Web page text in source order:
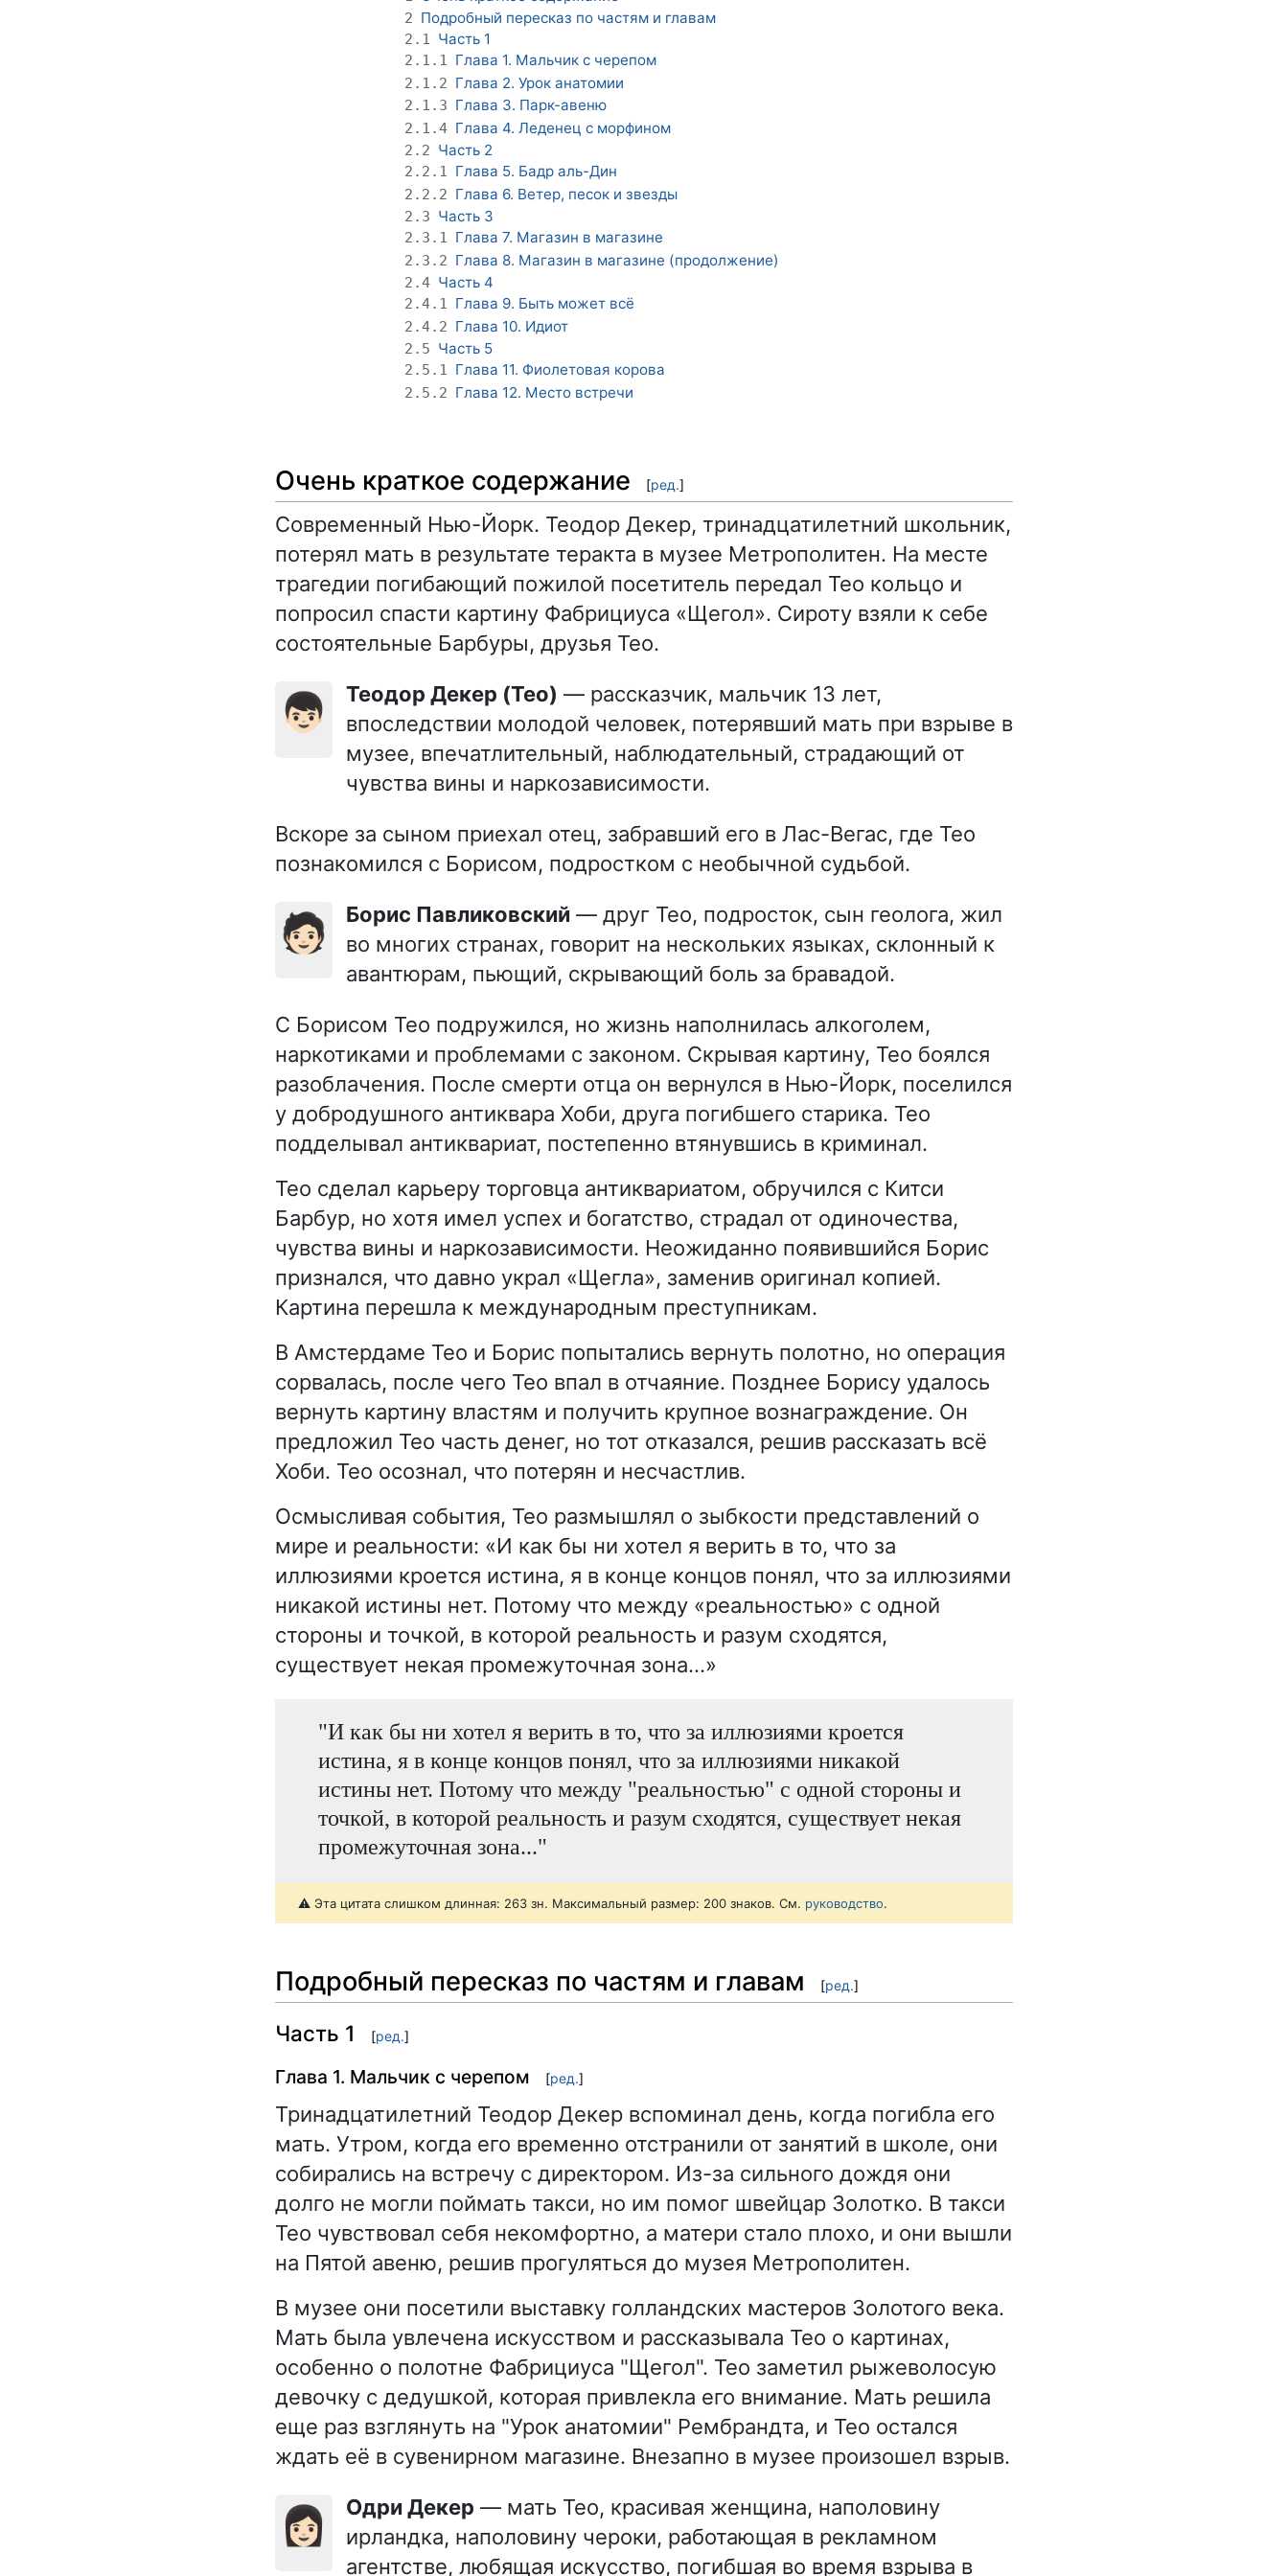
2 Подробный пересказ по частям и главам
2.1 Часть 1
2.1.1 Глава 1. Мальчик с черепом
2.1.2 Глава 2. Урок анатомии
2.1.3 Глава 3. Парк-авеню
2.1.4 Глава 4. Леденец с морфином
2.2 Часть 2
2.2.1 Глава 5. Бадр аль-Дин
2.2.2 Глава 6. Ветер, песок и звезды
2.3 Часть 3
2.3.1 Глава 7. Магазин в магазине
2.3.2 Глава 8. Магазин в магазине (продолжение)
2.4 Часть 4
2.4.1 Глава 9. Быть может всё
2.4.2 Глава 10. Идиот
2.5 Часть 5
2.5.1 Глава 11. Фиолетовая корова
2.5.2 Глава 12. Место встречи
Очень краткое содержание [ред.]
Современный Нью-Йорк. Теодор Декер, тринадцатилетний школьник,
потерял мать в результате теракта в музее Метрополитен. На месте
трагедии погибающий пожилой посетитель передал Тео кольцо и
попросил спасти картину Фабрициуса «Щегол». Сироту взяли к себе
состоятельные Барбуры, друзья Тео.
👦🏻 Теодор Декер (Тео) — рассказчик, мальчик 13 лет,
впоследствии молодой человек, потерявший мать при взрыве в
музее, впечатлительный, наблюдательный, страдающий от
чувства вины и наркозависимости.
Вскоре за сыном приехал отец, забравший его в Лас-Вегас, где Тео
познакомился с Борисом, подростком с необычной судьбой.
🧑🏻 Борис Павликовский — друг Тео, подросток, сын геолога, жил
во многих странах, говорит на нескольких языках, склонный к
авантюрам, пьющий, скрывающий боль за бравадой.
С Борисом Тео подружился, но жизнь наполнилась алкоголем,
наркотиками и проблемами с законом. Скрывая картину, Тео боялся
разоблачения. После смерти отца он вернулся в Нью-Йорк, поселился
у добродушного антиквара Хоби, друга погибшего старика. Тео
подделывал антиквариат, постепенно втянувшись в криминал.
Тео сделал карьеру торговца антиквариатом, обручился с Китси
Барбур, но хотя имел успех и богатство, страдал от одиночества,
чувства вины и наркозависимости. Неожиданно появившийся Борис
признался, что давно украл «Щегла», заменив оригинал копией.
Картина перешла к международным преступникам.
В Амстердаме Тео и Борис попытались вернуть полотно, но операция
сорвалась, после чего Тео впал в отчаяние. Позднее Борису удалось
вернуть картину властям и получить крупное вознаграждение. Он
предложил Тео часть денег, но тот отказался, решив рассказать всё
Хоби. Тео осознал, что потерян и несчастлив.
Осмысливая события, Тео размышлял о зыбкости представлений о
мире и реальности: «И как бы ни хотел я верить в то, что за
иллюзиями кроется истина, я в конце концов понял, что за иллюзиями
никакой истины нет. Потому что между «реальностью» с одной
стороны и точкой, в которой реальность и разум сходятся,
существует некая промежуточная зона...»
"И как бы ни хотел я верить в то, что за иллюзиями кроется
истина, я в конце концов понял, что за иллюзиями никакой
истины нет. Потому что между "реальностью" с одной стороны и
точкой, в которой реальность и разум сходятся, существует некая
промежуточная зона..."
⚠️ Эта цитата слишком длинная: 263 зн. Максимальный размер: 200 знаков. См. руководство.
Подробный пересказ по частям и главам [ред.]
Часть 1 [ред.]
Глава 1. Мальчик с черепом [ред.]
Тринадцатилетний Теодор Декер вспоминал день, когда погибла его
мать. Утром, когда его временно отстранили от занятий в школе, они
собирались на встречу с директором. Из-за сильного дождя они
долго не могли поймать такси, но им помог швейцар Золотко. В такси
Тео чувствовал себя некомфортно, а матери стало плохо, и они вышли
на Пятой авеню, решив прогуляться до музея Метрополитен.
В музее они посетили выставку голландских мастеров Золотого века.
Мать была увлечена искусством и рассказывала Тео о картинах,
особенно о полотне Фабрициуса "Щегол". Тео заметил рыжеволосую
девочку с дедушкой, которая привлекла его внимание. Мать решила
еще раз взглянуть на "Урок анатомии" Рембрандта, и Тео остался
ждать её в сувенирном магазине. Внезапно в музее произошел взрыв.
👩🏻 Одри Декер — мать Тео, красивая женщина, наполовину
ирландка, наполовину чероки, работающая в рекламном
агентстве, любящая искусство, погибшая во время взрыва в